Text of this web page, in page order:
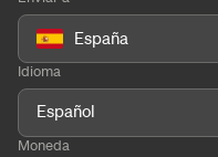
España
Idioma
Español
Moneda